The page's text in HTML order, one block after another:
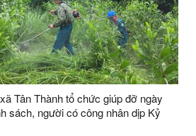
Tân Thành tổ chức giúp đỡ ngày
sách, người có công nhân dịp Kỷ